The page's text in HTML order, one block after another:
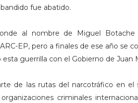
fue abatido.
al nombre de Miguel Botache
EP, pero a finales de ese año se
guerrilla con el Gobierno de Juan
de las rutas del narcotráfico en
criminales